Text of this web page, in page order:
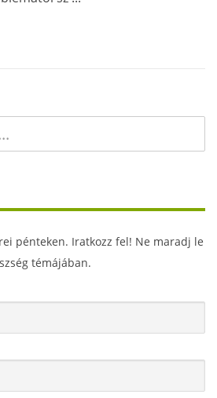
pénteken. Iratkozz fel! Ne maradj le
témájában.